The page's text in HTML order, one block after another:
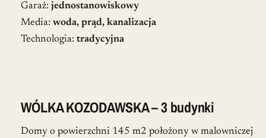
Garaż: jednostanowiskowy
Media: woda, prąd, kanalizacja
Technologia: tradycyjna
WÓLKA KOZODAWSKA – 3 budynki
Domy o powierzchni 145 m2 położony w malowniczej